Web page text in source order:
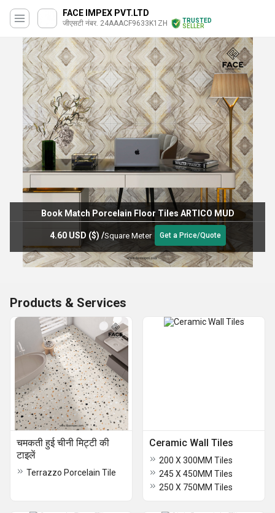
FACE IMPEX PVT.LTD
जीएसटी नंबर. 24AAACF9633K1ZH
TRUSTED
SELLER
Book Match Porcelain Floor Tiles ARTICO MUD
4.60 USD ($) /Square Meter Get a Price/Quote
Products & Services
चमकती हुई चीनी मिट्टी की
टाइलें
Terrazzo Porcelain Tile
Ceramic Wall Tiles
200 X 300MM Tiles
245 X 450MM Tiles
250 X 750MM Tiles